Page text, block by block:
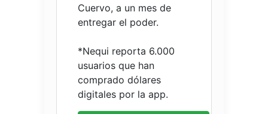
Cuervo, a un mes de
entregar el poder.
*Nequi reporta 6.000
usuarios que han
comprado dólares
digitales por la app.